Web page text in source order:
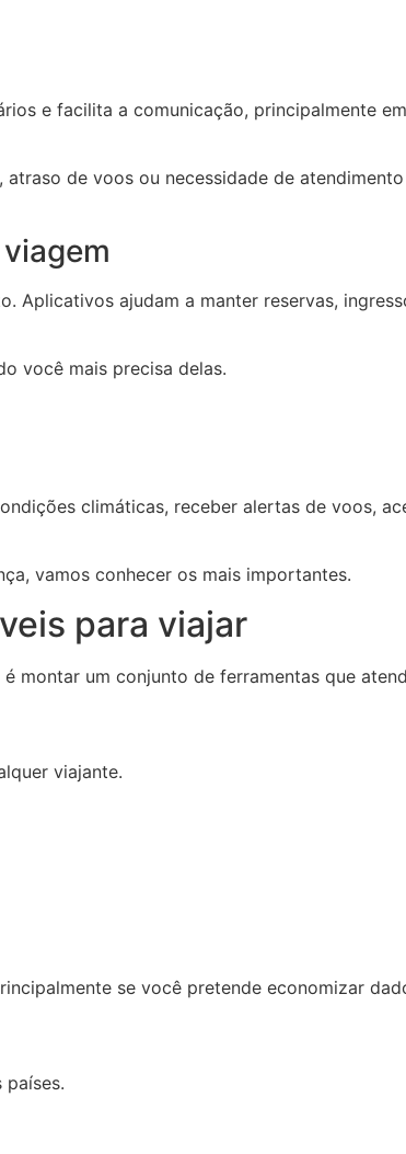
e facilita a comunicação, principalmente
de voos ou necessidade de
Aplicativos ajudam a manter reservas,
você mais precisa delas.
climáticas, receber alertas de voos,
vamos conhecer os mais importantes.
para viajar
um conjunto de ferramentas que
viajante.
se você pretende economizar